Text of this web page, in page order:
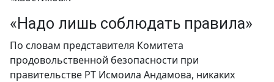
«Надо лишь соблюдать правила»
По словам представителя Комитета
продовольственной безопасности при
правительстве РТ Исмоила Андамова, никаких